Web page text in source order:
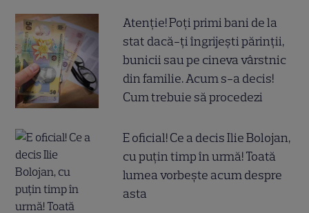
Atenție! Poți primi bani de la
stat dacă-ți îngrijești părinții,
bunicii sau pe cineva vârstnic
din familie. Acum s-a decis!
Cum trebuie să procedezi
E oficial! Ce a decis Ilie Bolojan,
cu puțin timp în urmă! Toată
lumea vorbește acum despre
asta